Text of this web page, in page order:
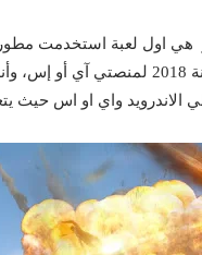
هي اول لعبة استخدمت
واي او اس حيث يتعدي عدد